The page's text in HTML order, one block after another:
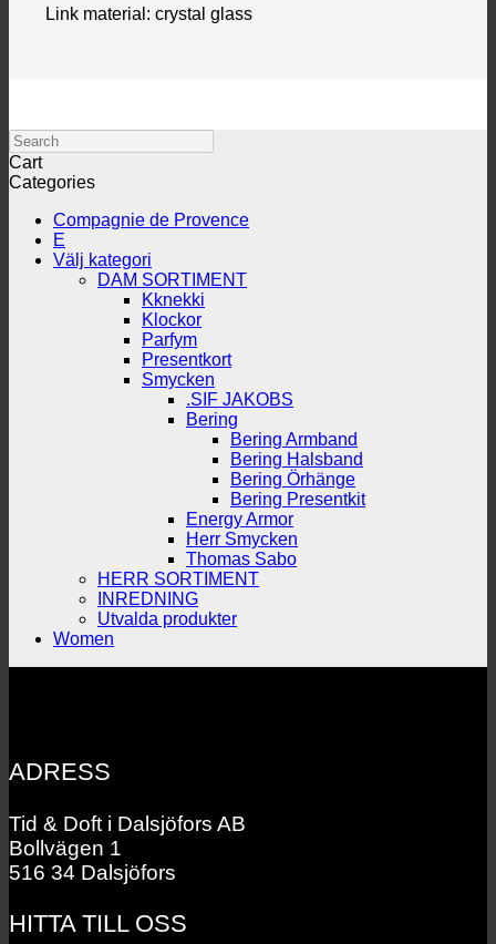
Link material: crystal glass
Search
Cart
Categories
Compagnie de Provence
E
Välj kategori
DAM SORTIMENT
Kknekki
Klockor
Parfym
Presentkort
Smycken
.SIF JAKOBS
Bering
Bering Armband
Bering Halsband
Bering Örhänge
Bering Presentkit
Energy Armor
Herr Smycken
Thomas Sabo
HERR SORTIMENT
INREDNING
Utvalda produkter
Women
ADRESS
Tid & Doft i Dalsjöfors AB
Bollvägen 1
516 34 Dalsjöfors
HITTA TILL OSS